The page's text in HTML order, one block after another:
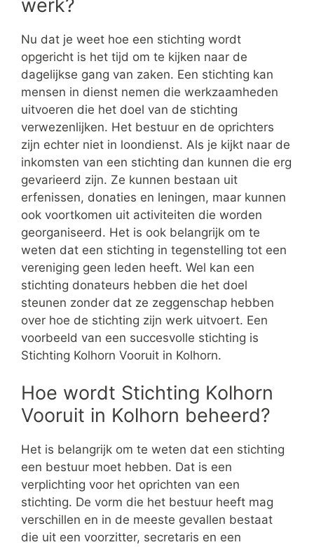
werk?
Nu dat je weet hoe een stichting wordt
opgericht is het tijd om te kijken naar de
dagelijkse gang van zaken. Een stichting kan
mensen in dienst nemen die werkzaamheden
uitvoeren die het doel van de stichting
verwezenlijken. Het bestuur en de oprichters
zijn echter niet in loondienst. Als je kijkt naar de
inkomsten van een stichting dan kunnen die erg
gevarieerd zijn. Ze kunnen bestaan uit
erfenissen, donaties en leningen, maar kunnen
ook voortkomen uit activiteiten die worden
georganiseerd. Het is ook belangrijk om te
weten dat een stichting in tegenstelling tot een
vereniging geen leden heeft. Wel kan een
stichting donateurs hebben die het doel
steunen zonder dat ze zeggenschap hebben
over hoe de stichting zijn werk uitvoert. Een
voorbeeld van een succesvolle stichting is
Stichting Kolhorn Vooruit in Kolhorn.
Hoe wordt Stichting Kolhorn
Vooruit in Kolhorn beheerd?
Het is belangrijk om te weten dat een stichting
een bestuur moet hebben. Dat is een
verplichting voor het oprichten van een
stichting. De vorm die het bestuur heeft mag
verschillen en in de meeste gevallen bestaat
die uit een voorzitter, secretaris en een